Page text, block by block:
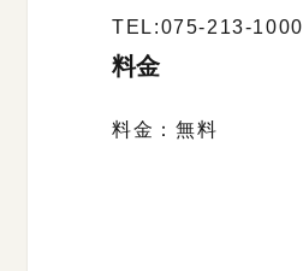
TEL:075-213-1000
料金
料金：無料